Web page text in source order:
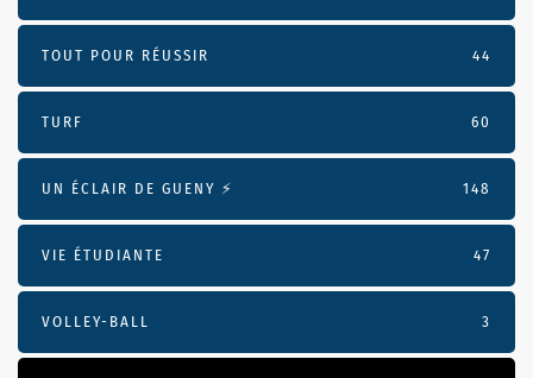
TOUT POUR RÉUSSIR 44
TURF 60
UN ÉCLAIR DE GUENY ⚡️ 148
VIE ÉTUDIANTE 47
VOLLEY-BALL 3